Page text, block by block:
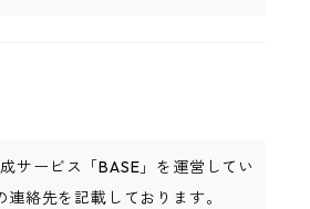
サービス「BASE」を運営してい
連絡先を記載しております。